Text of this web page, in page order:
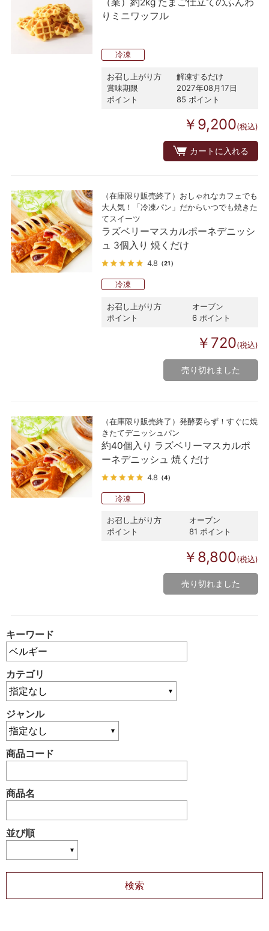
りミニワッフル
冷凍
お召し上がり方
解凍するだけ
賞味期限
2027年08月17日
ポイント
85 ポイント
￥9,200(税込)
カートに入れる
（在庫限り販売終了）おしゃれなカフェでも
大人気！「冷凍パン」だからいつでも焼きた
てスイーツ
ラズベリーマスカルポーネデニッシ
ュ 3個入り 焼くだけ
4.8 （21）
冷凍
お召し上がり方
オーブン
ポイント
6 ポイント
￥720(税込)
売り切れました
（在庫限り販売終了）発酵要らず！すぐに焼
きたてデニッシュパン
約40個入り ラズベリーマスカルポ
ーネデニッシュ 焼くだけ
4.8 （4）
冷凍
お召し上がり方
オーブン
ポイント
81 ポイント
￥8,800(税込)
売り切れました
キーワード
カテゴリ
ジャンル
商品コード
商品名
並び順